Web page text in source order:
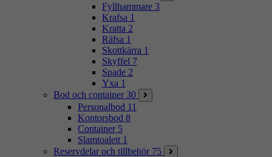
Fyllhammare 3
Krafsa 1
Kratta 2
Räfsa 1
Skottkärra 1
Skyffel 7
Spade 2
Yxa 1
Bod och container 30
Personalbod 11
Kontorsbod 8
Container 5
Slamtoalett 1
Reservdelar och tillbehör 75